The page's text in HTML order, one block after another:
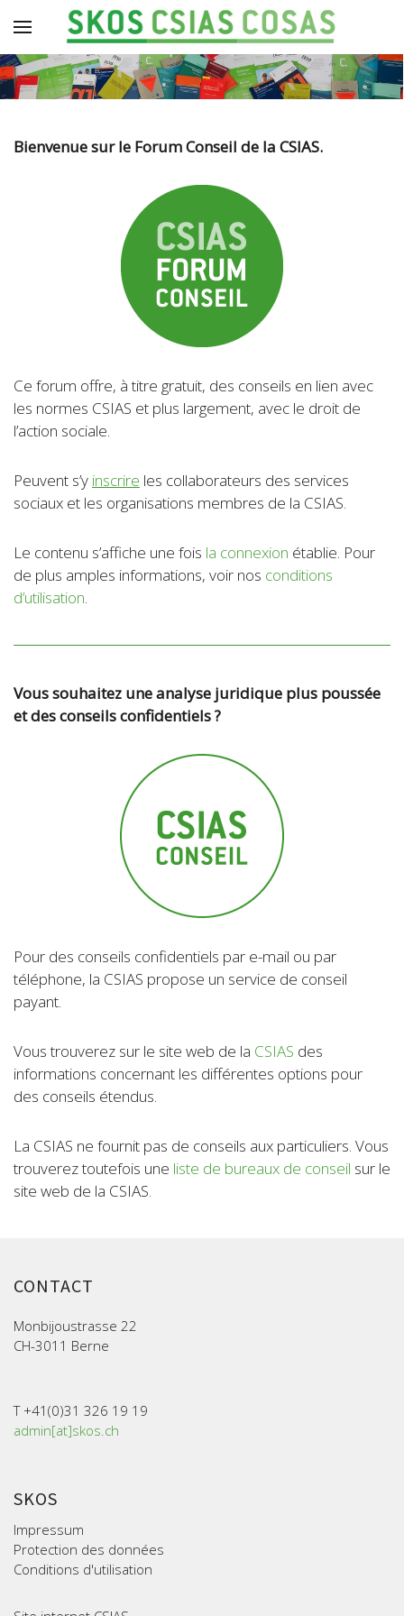
Bienvenue sur le Forum Conseil de la CSIAS.
Ce forum offre, à titre gratuit, des conseils en lien avec
les normes CSIAS et plus largement, avec le droit de
l’action sociale.
Peuvent s’y inscrire les collaborateurs des services
sociaux et les organisations membres de la CSIAS.
Le contenu s’affiche une fois la connexion établie. Pour
de plus amples informations, voir nos conditions
d’utilisation
Vous souhaitez une analyse juridique plus poussée
et des conseils confidentiels ?
Pour des conseils confidentiels par e-mail ou par
téléphone, la CSIAS propose un service de conseil
payant.
Vous trouverez sur le site web de la CSIAS des
informations concernant les différentes options pour
des conseils étendus.
La CSIAS ne fournit pas de conseils aux particuliers. Vous
trouverez toutefois une liste de bureaux de conseil sur le
site web de la CSIAS.
CONTACT
Monbijoustrasse 22
CH-3011 Berne
T +41(0)31 326 19 19
admin[at]skos.ch
SKOS
Impressum
Protection des données
Conditions d'utilisation